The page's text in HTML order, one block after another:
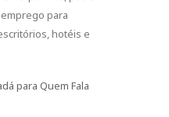
para
hotéis e
para Quem Fala